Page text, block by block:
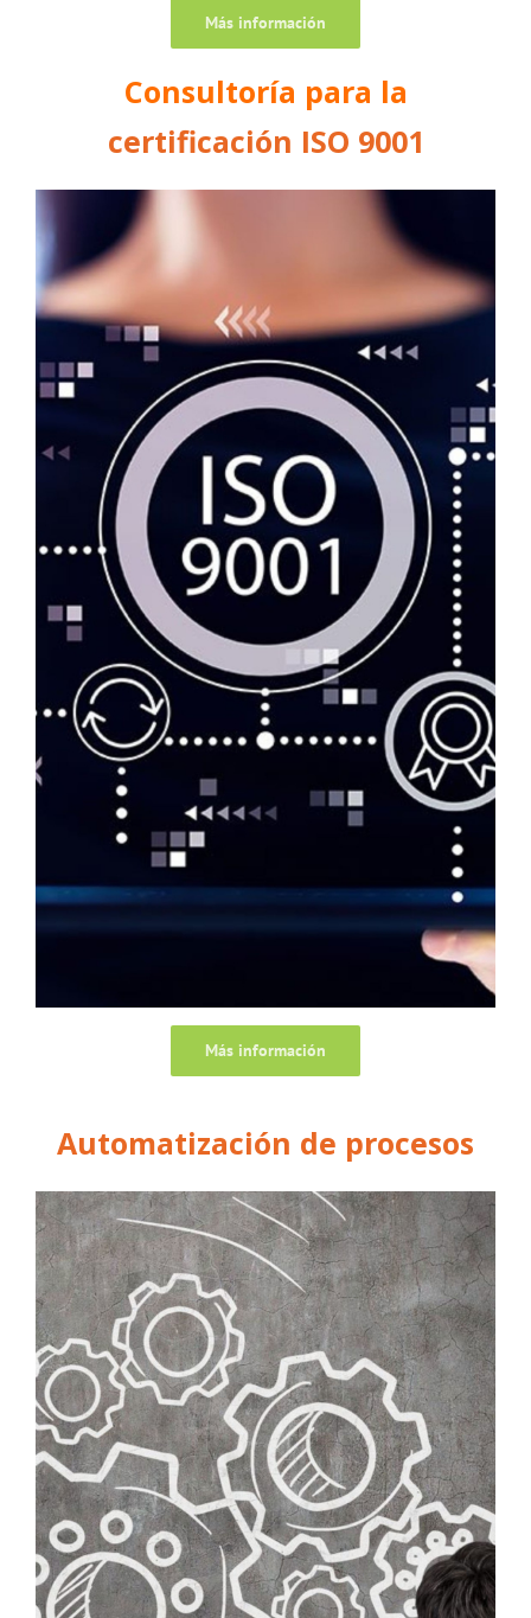
Más información
Consultoría para la
certificación ISO 9001
Más información
Automatización de procesos